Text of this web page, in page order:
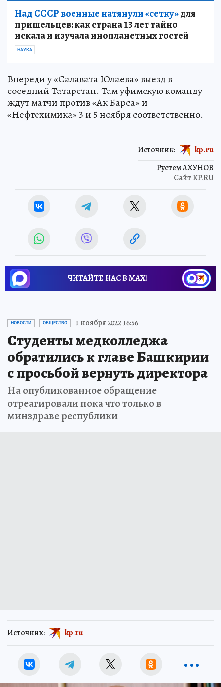
Над СССР военные натянули «сетку»для
пришельцев: как страна 13 лет тайно
искала и изучала инопланетных гостей
НАУКА
Впереди у «Салавата Юлаева» выезд в
соседний Татарстан. Там уфимскую команду
ждут матчи против «Ак Барса» и
«Нефтехимика» 3 и 5 ноября соответственно.
Рустем АХУНОВ
Сайт KP.RU
Источник: kp.ru
ЧИТАЙТЕ НАС В МАХ!
НОВОСТИ ОБЩЕСТВО 1 ноября 2022 16:56
Студенты медколледжа
обратились к главе Башкирии
с просьбой вернуть директора
На опубликованное обращение
отреагировали пока что только в
минздраве республики
Источник: kp.ru